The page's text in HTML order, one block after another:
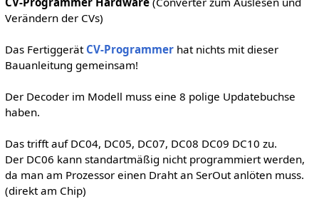
Verändern der CVs)
Das Fertiggerät CV-Programmerhat nichts mit dieser
Bauanleitung gemeinsam!
Der Decoder im Modell muss eine 8 polige Updatebuchse
haben.
Das trifft auf DC04, DC05, DC07, DC08 DC09 DC10 zu.
Der DC06 kann standartmäßig nicht programmiert werden,
da man am Prozessor einen Draht an SerOut anlöten muss.
(direkt am Chip)